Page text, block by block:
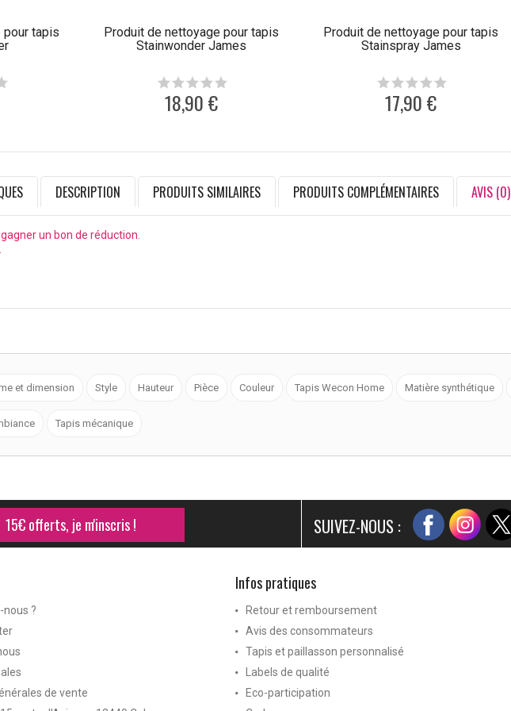
pour tapis
Produit de nettoyage pour tapis
Stainwonder James
18,90 €
Produit de nettoyage pour tapis
Stainspray James
17,90 €
DESCRIPTION PRODUITS SIMILAIRES PRODUITS COMPLÉMENTAIRES AVIS (0)
un bon de réduction.
et dimension Style Hauteur Pièce Couleur Tapis Wecon Home Matière synthétique
Tapis mécanique
15€ offerts, je m'inscris ! SUIVEZ-NOUS :
?
de vente
Infos pratiques
Retour et remboursement
Avis des consommateurs
Tapis et paillasson personnalisé
Labels de qualité
Eco-participation